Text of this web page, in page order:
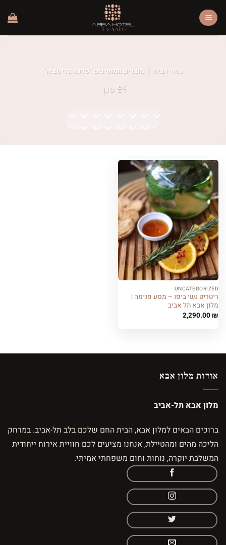
Skip
content
עמוד הבית מוצרים המתויגים “סדנת מדיטציה”
סנן
UNCATEGORIZED
ריטריט נשי ביפו – מסע פנימה |
מלון אבא תל אביב
2,290.00₪
אודות מלון אבא
מלון אבא תל-אביב
ברוכים הבאים למלון אבא, הבית החם שלכם בלב תל-אביב. במרחק
הליכה מהים ומהטיילת, אנחנו מציעים לכם חוויית אירוח ייחודית
המשלבת יוקרה, נוחות וחום משפחתי אמיתי.